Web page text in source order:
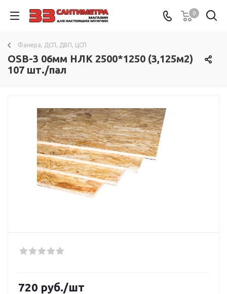
0
Фанера, ДСП, ДВП, ЦСП
OSB-3 06мм НЛК 2500*1250 (3,125м2)
107 шт./пал
720 руб./шт